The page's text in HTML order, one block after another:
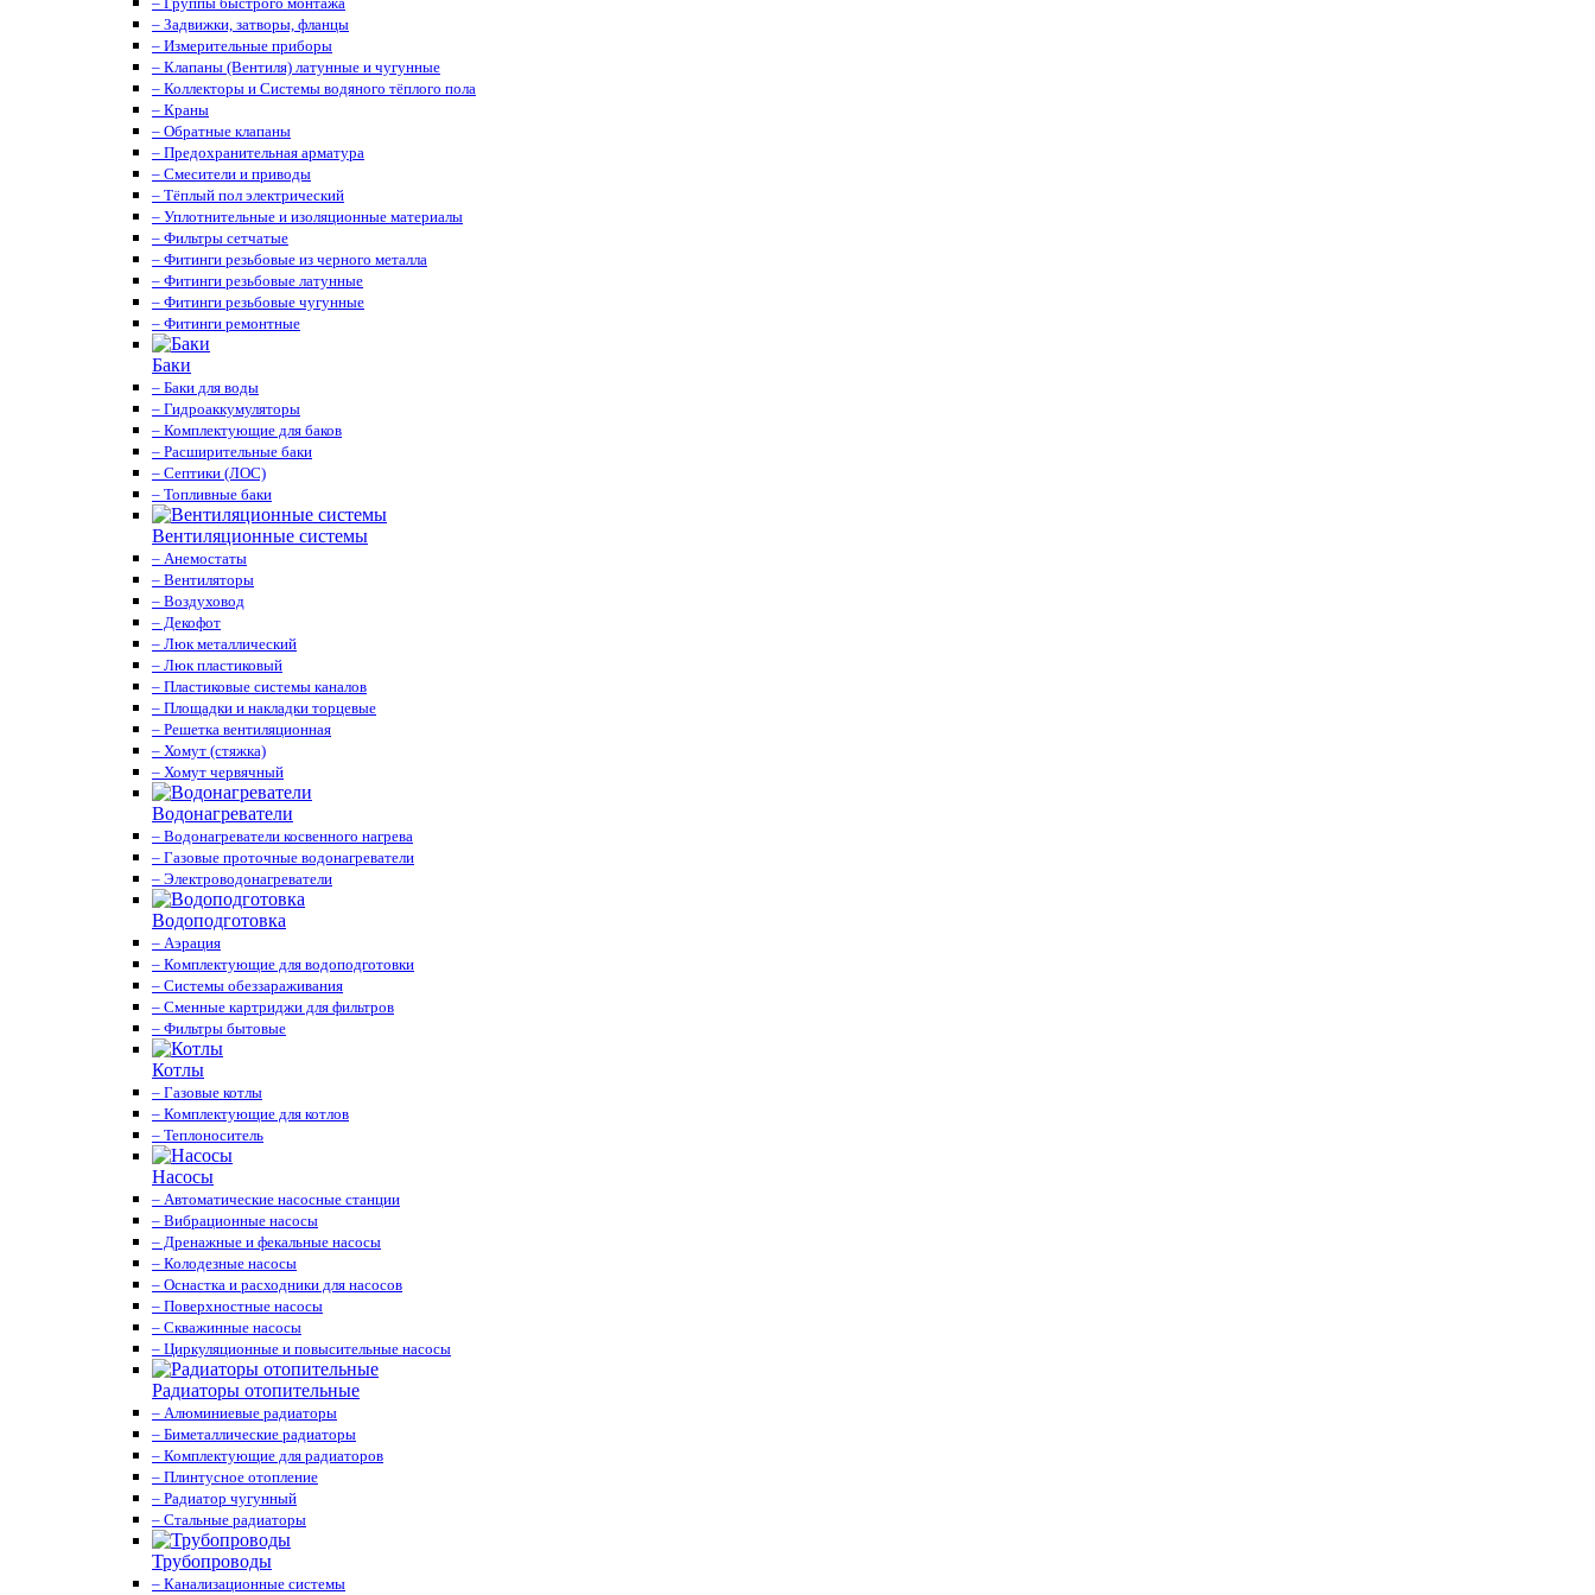
– Задвижки, затворы, фланцы
– Измерительные приборы
– Клапаны (Вентиля) латунные и чугунные
– Коллекторы и Системы водяного тёплого пола
– Краны
– Обратные клапаны
– Предохранительная арматура
– Смесители и приводы
– Тёплый пол электрический
– Уплотнительные и изоляционные материалы
– Фильтры сетчатые
– Фитинги резьбовые из черного металла
– Фитинги резьбовые латунные
– Фитинги резьбовые чугунные
– Фитинги ремонтные
Баки
– Баки для воды
– Гидроаккумуляторы
– Комплектующие для баков
– Расширительные баки
– Септики (ЛОС)
– Топливные баки
Вентиляционные системы
– Анемостаты
– Вентиляторы
– Воздуховод
– Декофот
– Люк металлический
– Люк пластиковый
– Пластиковые системы каналов
– Площадки и накладки торцевые
– Решетка вентиляционная
– Хомут (стяжка)
– Хомут червячный
Водонагреватели
– Водонагреватели косвенного нагрева
– Газовые проточные водонагреватели
– Электроводонагреватели
Водоподготовка
– Аэрация
– Комплектующие для водоподготовки
– Системы обеззараживания
– Сменные картриджи для фильтров
– Фильтры бытовые
Котлы
– Газовые котлы
– Комплектующие для котлов
– Теплоноситель
Насосы
– Автоматические насосные станции
– Вибрационные насосы
– Дренажные и фекальные насосы
– Колодезные насосы
– Оснастка и расходники для насосов
– Поверхностные насосы
– Скважинные насосы
– Циркуляционные и повысительные насосы
Радиаторы отопительные
– Алюминиевые радиаторы
– Биметаллические радиаторы
– Комплектующие для радиаторов
– Плинтусное отопление
– Радиатор чугунный
– Стальные радиаторы
Трубопроводы
– Канализационные системы